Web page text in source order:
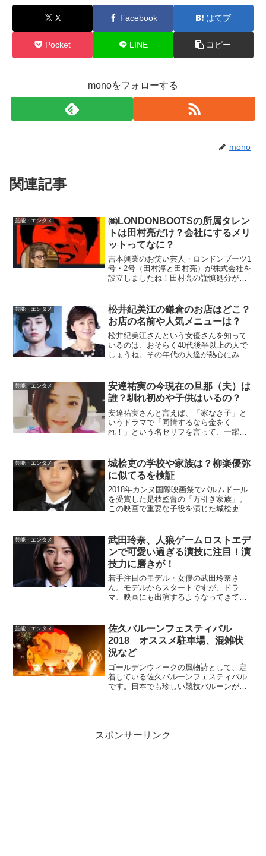
X Facebook はてブ
Pocket LINE コピー
monoをフォローする
mono
関連記事
芸能・エンタメ
㈱LONDONBOOTSの所属タレン
トは田村亮だけ？会社にするメリ
ットってなに？
吉本興業のお笑い芸人・ロンドンブーツ1
号・2号（田村淳と田村亮）が株式会社を
設立しましたね！田村亮の謹慎処分が解
ージメントをするそうです。今までは、
吉本興業に所属してい...
芸能・エンタメ
松井紀美江の鎌倉のお店はどこ？
お店の名前や人気メニューは？
松井紀美江さんという女優さんを知って
いるのは、おそらく40代後半以上の人で
しょうね。その年代の人達が熱心にみて
ったのが松井紀美江さんです。現在は、
鎌倉でお店を経営している...
芸能・エンタメ
安達祐実の今現在の旦那（夫）は
誰？馴れ初めや子供はいるの？
安達祐実さんと言えば、「家なき子」と
いうドラマで「同情するなら金をく
れ！」という名セリフを言って、一躍有
マ、映画と出演して活躍しています。安
達祐実さんのプライベートは、...
芸能・エンタメ
城桧吏の学校や家族は？柳楽優弥
に似てるを検証
2018年カンヌ国際映画祭でパルムドール
を受賞した是枝監督の「万引き家族」。
この映画で重要な子役を演じた城桧吏さ
となど気になる情報を調査してみまし
た。また、城桧吏さんが...
芸能・エンタメ
武田玲奈、人狼ゲームロストエデ
ンで可愛い過ぎる演技に注目！演
技力に磨きが！
若手注目のモデル・女優の武田玲奈さ
ん。モデルからスタートですが、ドラ
マ、映画にも出演するようなってきてい
ラマ篇で主演を務めています。このドラ
マの中での演技が可愛い過ぎ...
芸能・エンタメ
佐久バルーンフェスティバル
2018 オススメ駐車場、混雑状
況など
ゴールデンウィークの風物詩として、定
着している佐久バルーンフェスティバル
です。日本でも珍しい競技バルーンが見
スポンサーリンク